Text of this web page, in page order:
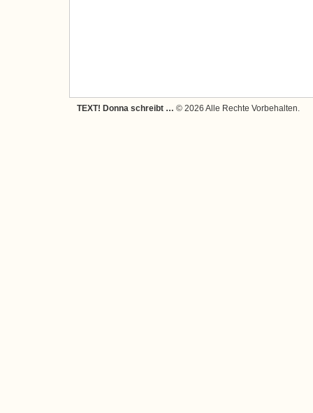
TEXT! Donna schreibt … © 2026 Alle Rechte Vorbehalten.